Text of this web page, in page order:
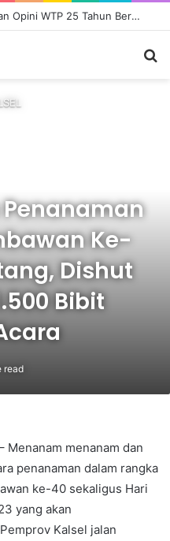
PAM Bandarmasih Pertahankan Opini WTP 25 Tahun Berturut-turut, Fokus Tingkatkan Pelayanan dan Transparansi
Ke-
Dishut
Bibit
read
Menanam menanam dan
penanaman dalam rangka
ke-40 sekaligus Hari
yang akan
Kalsel jalan